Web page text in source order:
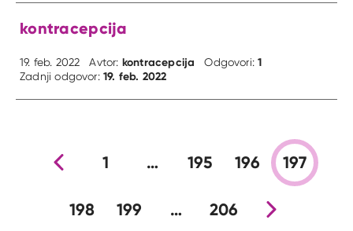
kontracepcija
19. feb. 2022 Avtor: kontracepcija Odgovori:1
Zadnji odgovor:19. feb. 2022
Prejšnja stran
1 … 195 196 197
198 199 … 206Nova stran